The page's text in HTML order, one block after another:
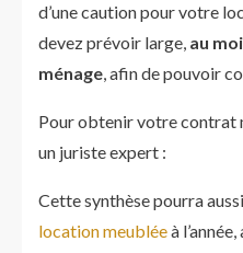
d’une caution pour votre
devez prévoir large, au
ménage, afin de pouvoir
Pour obtenir votre contrat
un juriste expert :
Cette synthèse pourra
location meubléeà